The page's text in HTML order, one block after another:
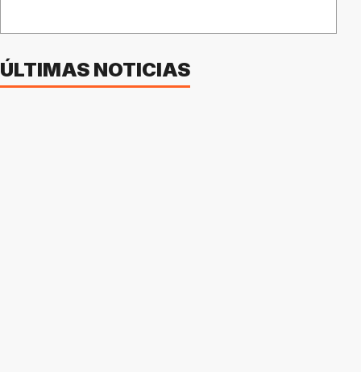
ÚLTIMAS NOTICIAS